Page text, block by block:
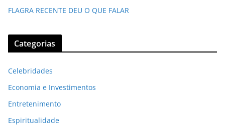
FLAGRA RECENTE DEU O QUE FALAR
Categorias
Celebridades
Economia e Investimentos
Entretenimento
Espiritualidade